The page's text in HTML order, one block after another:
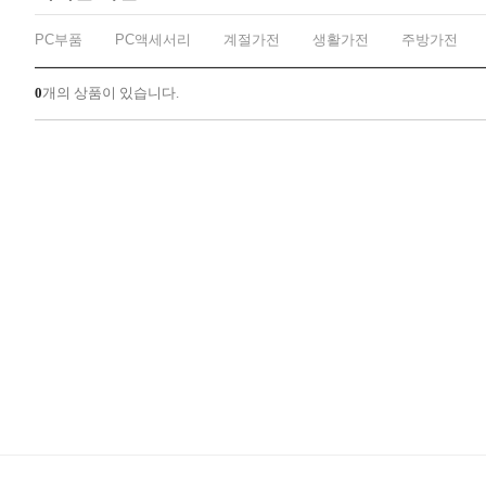
PC부품 PC액세서리 계절가전 생활가전 주방가전
0개의 상품이 있습니다.